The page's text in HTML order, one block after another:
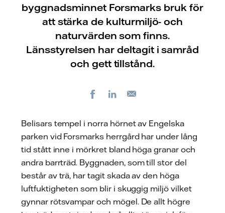
byggnadsminnet Forsmarks bruk för
att stärka de kulturmiljö- och
naturvärden som finns.
Länsstyrelsen har deltagit i samråd
och gett tillstånd.
FacebookLinkedIn
Belisars tempel i norra hörnet av Engelska
parken vid Forsmarks herrgård har under lång
tid stått inne i mörkret bland höga granar och
andra barrträd. Byggnaden, som till stor del
består av trä, har tagit skada av den höga
luftfuktigheten som blir i skuggig miljö vilket
gynnar rötsvampar och mögel. De allt högre